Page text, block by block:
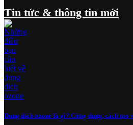
Tin tức & thông tin mới
Dung dịch ozone là gì? Công dụng, cách